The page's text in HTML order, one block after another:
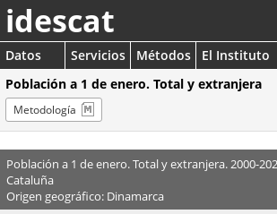
idescat
Datos Servicios Métodos
El Instituto
Población a 1 de enero. Total y extranjera
Metodología
Población a 1 de enero. Total y extranjera. 2000-
Cataluña
Origen geográfico: Dinamarca